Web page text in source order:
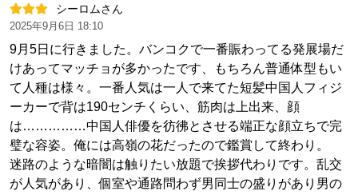
シーロムさん
2025年9月6日 18:10
9月5日に行きました。バンコクで一番賑わってる発展場だ
けあってマッチョが多かったです、もちろん普通体型もい
て人種は様々。一番人気は一人で来てた短髪中国人フィジ
ーカーで背は190センチくらい、筋肉は上出来、顔
は……………中国人俳優を彷彿とさせる端正な顔立ちで完
璧な容姿。俺には高嶺の花だったので鑑賞して終わり。
迷路のような暗闇は触りたい放題で挨拶代わりです。乱交
が人気があり、個室や通路問わず男同士の盛りがあり男の